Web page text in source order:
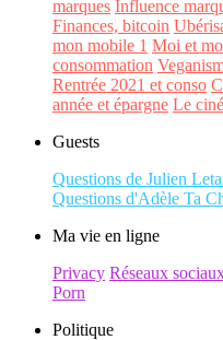
marques Influence
Finances, bitcoin
mon mobile 1 Moi et
consommation
Rentrée 2021 et conso
année et épargne Le
Guests
Questions de Julien
Questions d'Adèle Ta
Ma vie en ligne
Privacy Réseaux
Porn
Politique